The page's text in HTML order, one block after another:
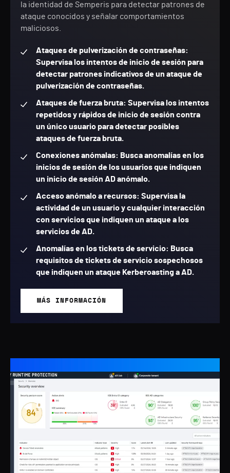
la identidad de Semperis para detectar patrones de
ataque conocidos y señalar comportamientos
maliciosos.
Ataques de pulverización de contraseñas:
Supervisa los intentos de inicio de sesión para
detectar patrones indicativos de un ataque de
pulverización de contraseñas.
Ataques de fuerza bruta: Supervisa los intentos
repetidos y rápidos de inicio de sesión contra
un único usuario para detectar posibles
ataques de fuerza bruta.
Conexiones anómalas: Busca anomalías en los
inicios de sesión de los usuarios que indiquen
un inicio de sesión AD anómalo.
Acceso anómalo a recursos: Supervisa la
actividad de un usuario y cualquier interacción
con servicios que indiquen un ataque a los
servicios de AD.
Anomalías en los tickets de servicio: Busca
requisitos de tickets de servicio sospechosos
que indiquen un ataque Kerberoasting a AD.
MÁS INFORMACIÓN